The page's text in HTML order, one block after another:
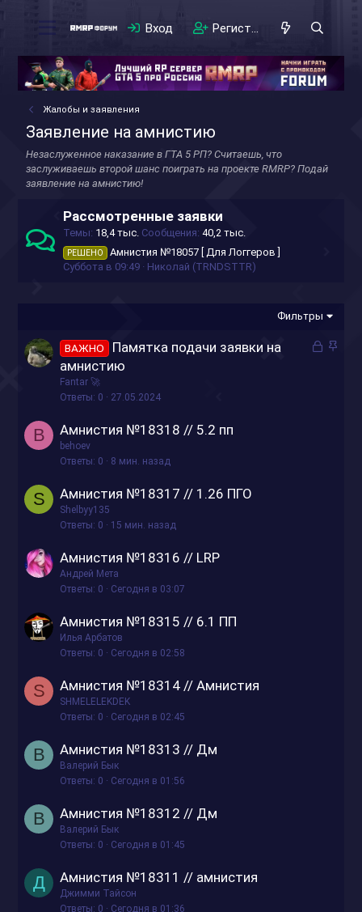
Вход Регистрация
Жалобы и заявления
Заявление на амнистию
Незаслуженное наказание в ГТА 5 РП? Считаешь, что
заслуживаешь второй шанс поиграть на проекте RMRP? Подай
заявление на амнистию!
Рассмотренные заявки
Темы 18,4 тыс. Сообщения 40,2 тыс.
РЕШЕНО
Амнистия №18057 [ Для Логгеров ]
Суббота в 09:49
Николай (TRNDSTTR)
Фильтры
З З
ВАЖНО
Памятка подачи заявки на
амнистию
Fantar 🚀
Ответы 0 27.05.2024
B Амнистия №18318 // 5.2 пп
behoev
Ответы 0 8 мин. назад
S Амнистия №18317 // 1.26 ПГО
Shelbyy135
Ответы 0 15 мин. назад
Амнистия №18316 // LRP
Андрей Мета
Ответы 0 Сегодня в 03:07
Амнистия №18315 // 6.1 ПП
Илья Арбатов
Ответы 0 Сегодня в 02:58
S Амнистия №18314 // Амнистия
SHMELELEKDEK
Ответы 0 Сегодня в 02:45
В Амнистия №18313 // Дм
Валерий Бык
Ответы 0 Сегодня в 01:56
В Амнистия №18312 // Дм
Валерий Бык
Ответы 0 Сегодня в 01:45
Д Амнистия №18311 // амнистия
Джимми Тайсон
Ответы 0 Сегодня в 01:36